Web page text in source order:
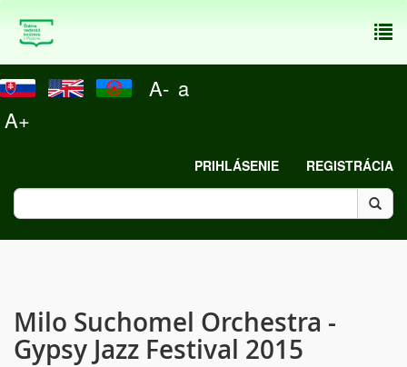
A- a
A+
PRIHLÁSENIE REGISTRÁCIA
Milo Suchomel Orchestra -
Gypsy Jazz Festival 2015